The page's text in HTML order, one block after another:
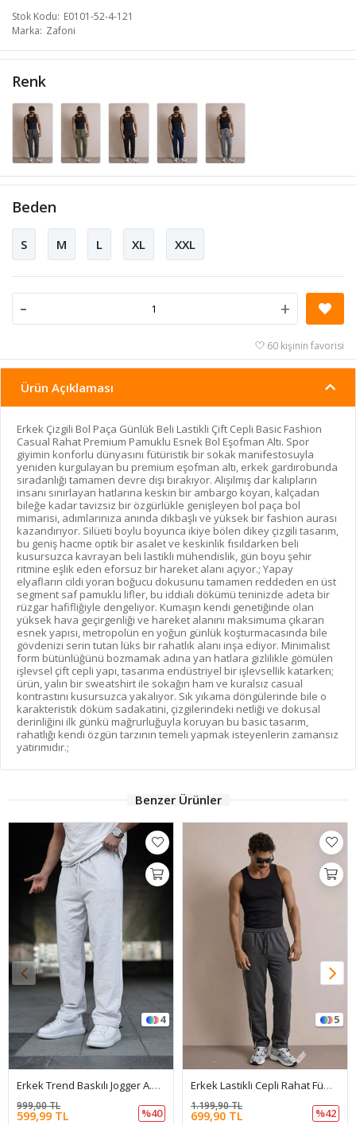
Stok Kodu E0101-52-4-121
Marka Zafoni
Renk
Beden
S M L XL XXL
- +
60 kişinin favorisi
Ürün Açıklaması
Erkek Çizgili Bol Paça Günlük Beli Lastikli Çift Cepli Basic Fashion
Casual Rahat Premium Pamuklu Esnek Bol Eşofman Altı. Spor
giyimin konforlu dünyasını fütüristik bir sokak manifestosuyla
yeniden kurgulayan bu premium eşofman altı, erkek gardırobunda
sıradanlığı tamamen devre dışı bırakıyor. Alışılmış dar kalıpların
insanı sınırlayan hatlarına keskin bir ambargo koyan, kalçadan
bileğe kadar tavizsiz bir özgürlükle genişleyen bol paça bol
mimarisi, adımlarınıza anında dikbaşlı ve yüksek bir fashion aurası
kazandırıyor. Silüeti boylu boyunca ikiye bölen dikey çizgili tasarım,
bu geniş hacme optik bir asalet ve keskinlik fısıldarken beli
kusursuzca kavrayan beli lastikli mühendislik, gün boyu şehir
ritmine eşlik eden eforsuz bir hareket alanı açıyor.; Yapay
elyafların cildi yoran boğucu dokusunu tamamen reddeden en üst
segment saf pamuklu lifler, bu iddialı dökümü teninizde adeta bir
rüzgar hafifliğiyle dengeliyor. Kumaşın kendi genetiğinde olan
yüksek hava geçirgenliği ve hareket alanını maksimuma çıkaran
esnek yapısı, metropolün en yoğun günlük koşturmacasında bile
gövdenizi serin tutan lüks bir rahatlık alanı inşa ediyor. Minimalist
form bütünlüğünü bozmamak adına yan hatlara gizlilikle gömülen
işlevsel çift cepli yapı, tasarıma endüstriyel bir işlevsellik katarken;
ürün, yalın bir sweatshirt ile sokağın ham ve kuralsız casual
kontrastını kusursuzca yakalıyor. Sık yıkama döngülerinde bile o
karakteristik döküm sadakatini, çizgilerindeki netliği ve dokusal
derinliğini ilk günkü mağrurluğuyla koruyan bu basic tasarım,
rahatlığı kendi özgün tarzının temeli yapmak isteyenlerin zamansız
yatırımıdır.;
Benzer Ürünler
4
Erkek Trend Baskılı Jogger A.Gri Baggy Eşofman Altı
599,99 TL
999,00 TL
%40
5
Erkek Lastikli Cepli Rahat Füme Eşofman Altı
699,90 TL
1.199,90 TL
%42